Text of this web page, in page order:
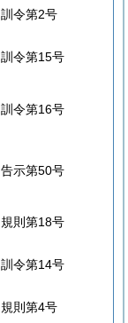
訓令第2号
訓令第15号
訓令第16号
告示第50号
規則第18号
訓令第14号
規則第4号